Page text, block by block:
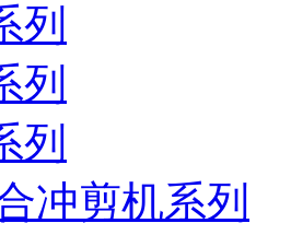
列
列
列
冲剪机系列